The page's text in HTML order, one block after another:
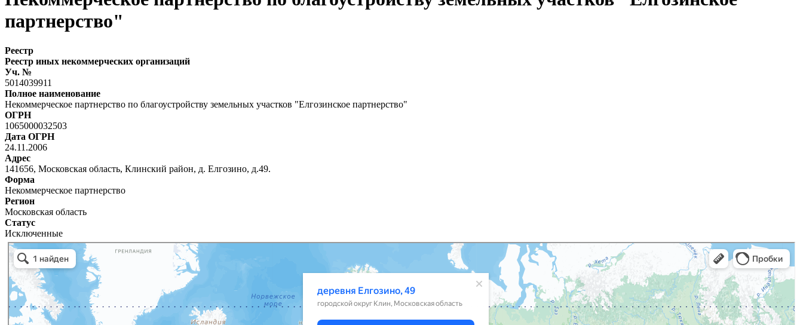
партнерство"
Реестр
Реестр иных некоммерческих организаций
Уч. №
5014039911
Полное наименование
Некоммерческое партнерство по благоустройству земельных участков "Елгозинское партнерство"
ОГРН
1065000032503
Дата ОГРН
24.11.2006
Адрес
141656, Московская область, Клинский район, д. Елгозино, д.49.
Форма
Некоммерческое партнерство
Регион
Московская область
Статус
Исключенные